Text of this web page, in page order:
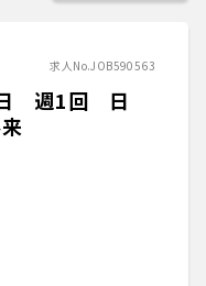
求人No.JOB590563
日 週1回 日